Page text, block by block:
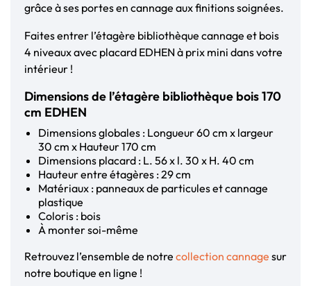
grâce à ses portes en cannage aux finitions soignées.
Faites entrer l’étagère bibliothèque cannage et bois
4 niveaux avec placard EDHEN à prix mini dans votre
intérieur !
Dimensions de l’étagère bibliothèque bois 170
cm EDHEN
Dimensions globales : Longueur 60 cm x largeur
30 cm x Hauteur 170 cm
Dimensions placard : L. 56 x l. 30 x H. 40 cm
Hauteur entre étagères : 29 cm
Matériaux : panneaux de particules et cannage
plastique
Coloris : bois
À monter soi-même
Retrouvez l’ensemble de notre collection cannage sur
notre boutique en ligne !